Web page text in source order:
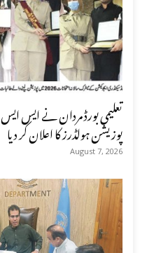
پوزیشن ہولڈرز کا اعلان کر دیا
August 7, 2026